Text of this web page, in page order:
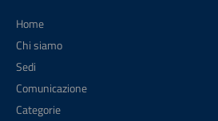
Home
Chi siamo
Sedi
Comunicazione
Categorie